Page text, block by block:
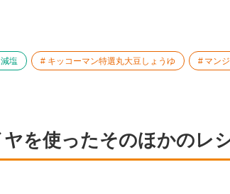
塩 キッコーマン特選丸大豆しょうゆ マン
を使ったそのほかのレ